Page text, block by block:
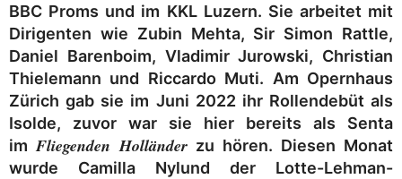
BBC Proms und im KKL Luzern. Sie arbeitet mit
Dirigenten wie Zubin Mehta, Sir Simon Rattle,
Daniel Barenboim, Vladimir Jurowski, Christian
Thielemann und Riccardo Muti. Am Opernhaus
Zürich gab sie im Juni 2022 ihr Rollendebüt als
Isolde, zuvor war sie hier bereits als Senta
im Fliegenden Holländer zu hören. Diesen Monat
wurde Camilla Nylund der Lotte-Lehman-